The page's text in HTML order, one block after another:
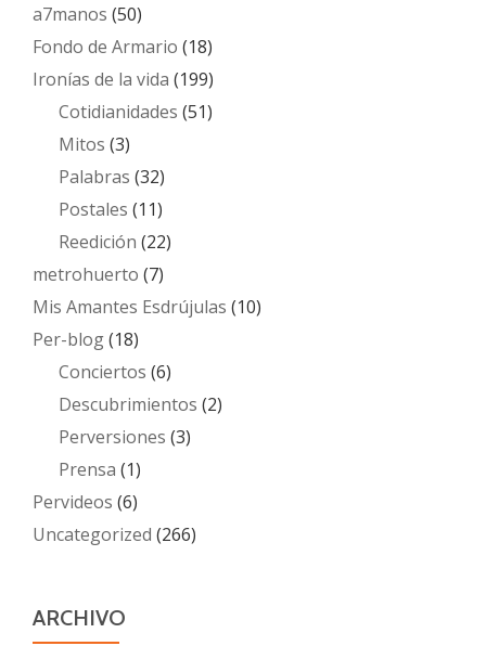
a7manos (50)
Fondo de Armario (18)
Ironías de la vida (199)
Cotidianidades (51)
Mitos (3)
Palabras (32)
Postales (11)
Reedición (22)
metrohuerto (7)
Mis Amantes Esdrújulas (10)
Per-blog(18)
Conciertos (6)
Descubrimientos (2)
Perversiones (3)
Prensa (1)
Pervideos (6)
Uncategorized (266)
ARCHIVO